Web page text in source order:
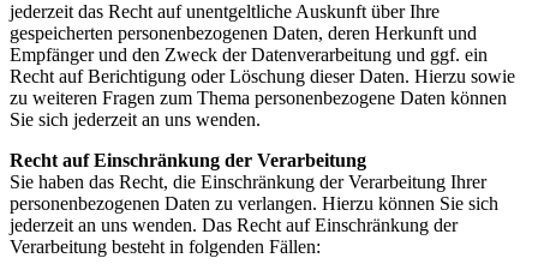
jederzeit das Recht auf unentgeltliche Auskunft über Ihre
gespeicherten personenbezogenen Daten, deren Herkunft und
Empfänger und den Zweck der Datenverarbeitung und ggf. ein
Recht auf Berichtigung oder Löschung dieser Daten. Hierzu sowie
zu weiteren Fragen zum Thema personenbezogene Daten können
Sie sich jederzeit an uns wenden.
Recht auf Einschränkung der Verarbeitung
Sie haben das Recht, die Einschränkung der Verarbeitung Ihrer
personenbezogenen Daten zu verlangen. Hierzu können Sie sich
jederzeit an uns wenden. Das Recht auf Einschränkung der
Verarbeitung besteht in folgenden Fällen: